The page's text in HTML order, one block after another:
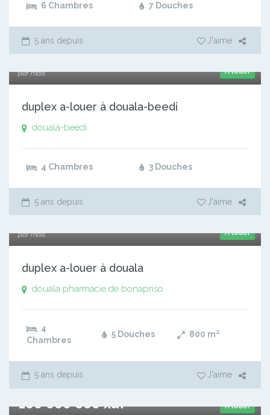
6 Chambres 7 Douches
5 ans depuis J'aime
A louer
par mois
duplex a-louer à douala-beedi
douala-beedi
4 Chambres 3 Douches
5 ans depuis J'aime
A louer
par mois
duplex a-louer à douala
douala pharmacie de bonapriso
4
Chambres
5 Douches 800 m²
5 ans depuis J'aime
A louer
100 000 000 xaf